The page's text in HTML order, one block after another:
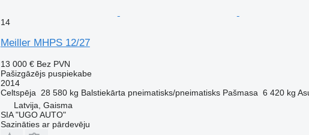
14
Meiller MHPS 12/27
13 000 € Bez PVN
Pašizgāzējs puspiekabe
2014
Celtspēja
28 580 kg Balstiekārta pneimatisks/pneimatisks Pašmasa 6 420 kg
Latvija, Gaisma
SIA "UGO AUTO"
Sazināties ar pārdevēju